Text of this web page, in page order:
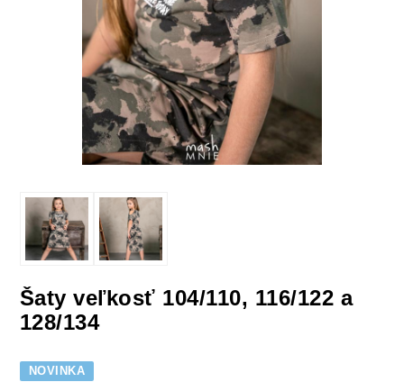
Šaty veľkosť 104/110, 116/122 a
128/134
NOVINKA